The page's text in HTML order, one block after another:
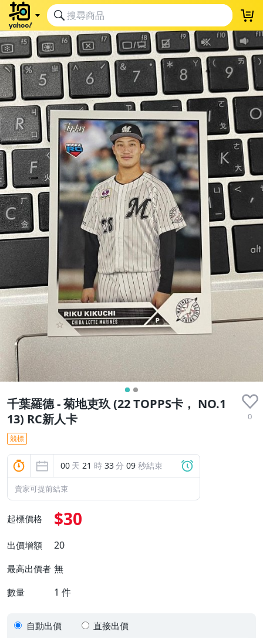
千葉羅德 - 菊地吏玖 (22 TOPPS卡， NO.1
13) RC新人卡
0
競標
00 天 21 時 33分 09 秒結束
賣家可提前結束
起標價格 $30
出價增額 20
最高出價者 無
數量 1 件
自動出價 直接出價